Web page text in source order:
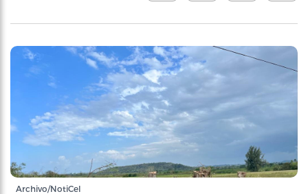
Archivo/NotiCel